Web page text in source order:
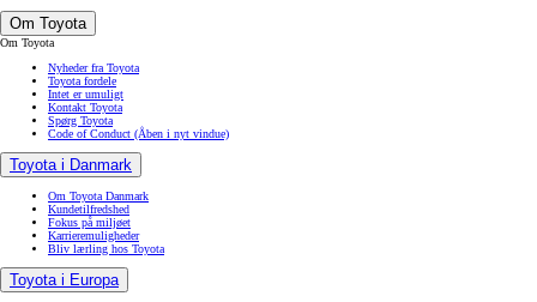
Om Toyota
Om Toyota
Nyheder fra Toyota
Toyota fordele
Intet er umuligt
Kontakt Toyota
Spørg Toyota
Code of Conduct (Åben i nyt vindue)
Toyota i Danmark
Om Toyota Danmark
Kundetilfredshed
Fokus på miljøet
Karrieremuligheder
Bliv lærling hos Toyota
Toyota i Europa